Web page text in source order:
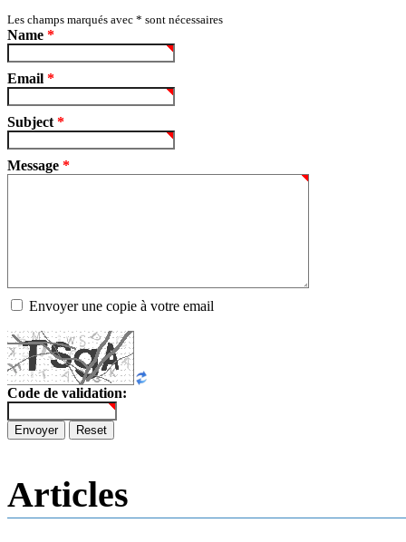
Les champs marqués avec * sont nécessaires
Name *
Email *
Subject *
Message *
Envoyer une copie à votre email
Code de validation:
Envoyer Reset
Articles